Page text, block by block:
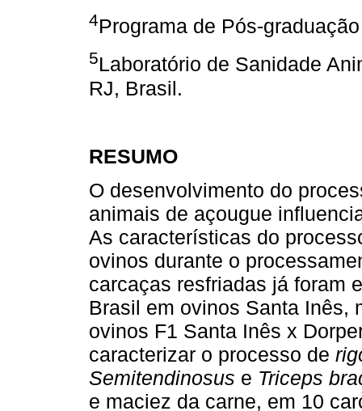
4Programa de Pós-
5Laboratório de Sanidade
RJ, Brasil.
RESUMO
O desenvolvimento do
animais de açougue
As características do
ovinos durante o
carcaças resfriadas já foram
Brasil em ovinos Santa Inês,
ovinos F1 Santa Inês x
caracterizar o processo de
Semitendinosus e Triceps
e maciez da carne, em 10